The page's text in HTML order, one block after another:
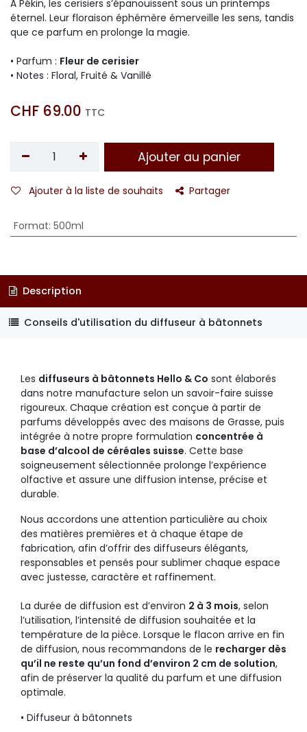
À Pékin, les cerisiers s’épanouissent sous un printemps
éternel. Leur floraison éphémère émerveille les sens, tandis
que ce parfum en prolonge la magie.
• Parfum : Fleur de cerisier
• Notes : Floral, Fruité & Vanillé
CHF 69.00 TTC
Ajouter au panier
Ajouter à la liste de souhaits Partager
Format: 500ml
Description
Conseils d'utilisation du diffuseur à bâtonnets
Les diffuseurs à bâtonnets Hello & Co sont élaborés
dans notre manufacture selon un savoir-faire suisse
rigoureux. Chaque création est conçue à partir de
parfums développés avec des maisons de Grasse, puis
intégrée à notre propre formulation concentrée à
base d’alcool de céréales suisse. Cette base
soigneusement sélectionnée prolonge l’expérience
olfactive et assure une diffusion intense, précise et
durable.
Nous accordons une attention particulière au choix
des matières premières et à chaque étape de
fabrication, afin d’offrir des diffuseurs élégants,
responsables et pensés pour sublimer chaque espace
avec justesse, caractère et raffinement.
La durée de diffusion est d’environ 2 à 3 mois, selon
l’utilisation, l’intensité de diffusion souhaitée et la
température de la pièce. Lorsque le flacon arrive en fin
de diffusion, nous recommandons de le recharger dès
qu’il ne reste qu’un fond d’environ 2 cm de solution,
afin de préserver la qualité du parfum et une diffusion
optimale.
• Diffuseur à bâtonnets